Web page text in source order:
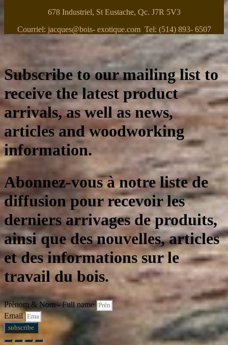
678 Industriel, St Eustache, Qc. J7R 5V3
Courriel: jacques@bois- exotique.com Tel: (514) 893- 6507
Subscribe to our mailing list to
receive the latest product
arrivals, as well as news,
articles and woodworking
information.
Abonnez-vous à notre liste de
diffusion pour recevoir les
derniers arrivages de produits,
ainsi que des nouvelles, articles
et des informations sur le
travail du bois.
Prénom & Nom - Full name
Email
subscribe